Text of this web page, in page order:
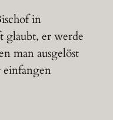
in
glaubt, er werde
man ausgelöst
einfangen